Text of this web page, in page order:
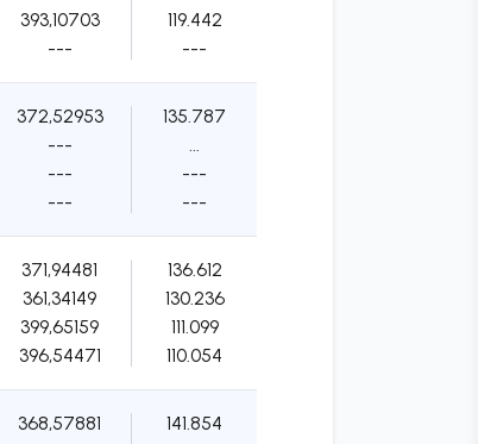
393,10703
---
119.442
---
372,52953
---
---
---
135.787
...
---
---
371,94481
361,34149
399,65159
396,54471
136.612
130.236
111.099
110.054
368,57881
141.854